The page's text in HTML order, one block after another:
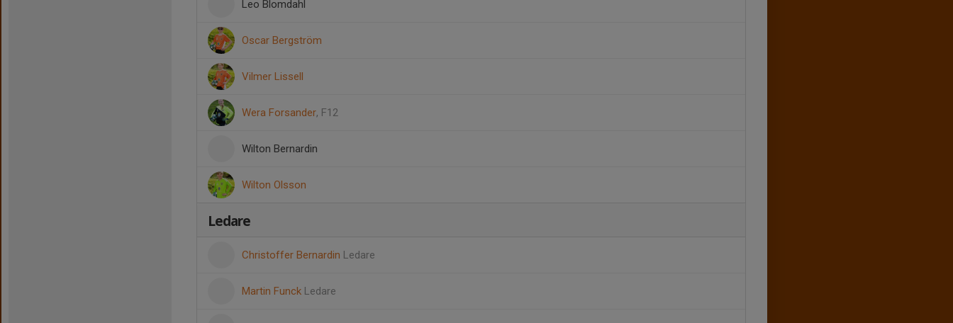
Leo Blomdahl
Oscar Bergström
Vilmer Lissell
Wera Forsander, F12
Wilton Bernardin
Wilton Olsson
Ledare
Christoffer Bernardin Ledare
Martin Funck Ledare